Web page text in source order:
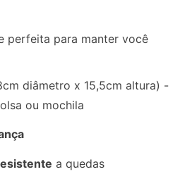
perfeita para manter você
diâmetro x 15,5cm altura) -
ou mochila
a quedas